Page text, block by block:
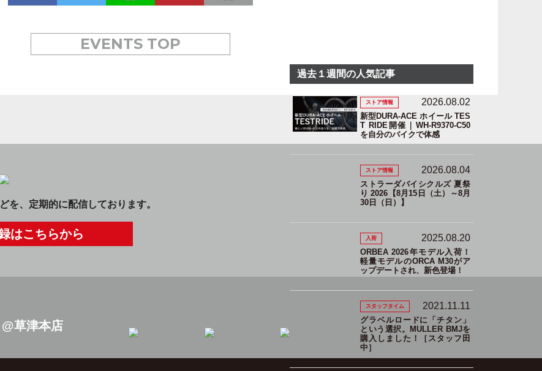
EVENTS TOP
過去１週間の人気記事
ストア情報 2026.08.02
新型DURA-ACE ホイール TES
T RIDE開催｜WH-R9370-C50
を自分のバイクで体感
ストア情報 2026.08.04
ストラーダバイシクルズ 夏祭
り 2026【8月15日（土）～8月
30日（日）】
入荷 2025.08.20
ORBEA 2026年モデル入荷！
軽量モデルのORCA M30がア
ップデートされ、新色登場！
スタッフタイム 2021.11.11
グラベルロードに「チタン」
という選択。MULLER BMJを
購入しました！［スタッフ田
中］
を、定期的に配信しております。
はこちらから
@草津本店